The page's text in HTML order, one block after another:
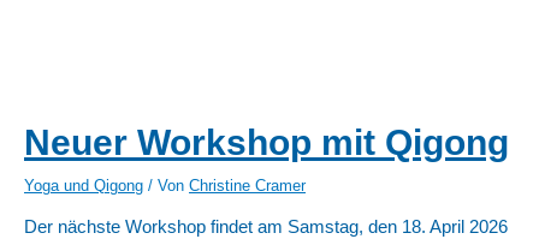
Neuer Workshop mit Qigong
Yoga und Qigong / Von Christine Cramer
Der nächste Workshop findet am Samstag, den 18. April 2026